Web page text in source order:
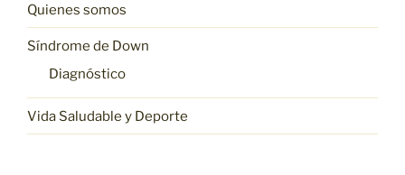
Quienes somos
Síndrome de Down
Diagnóstico
Vida Saludable y Deporte